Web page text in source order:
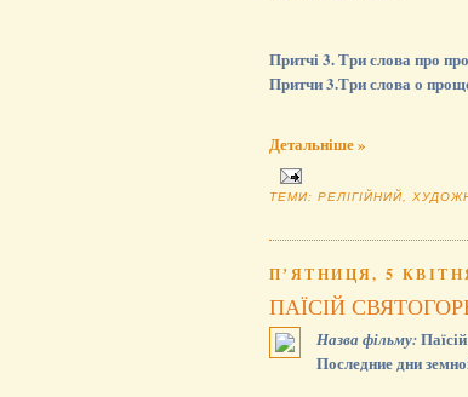
Притчі 3. Три слова про
Притчи 3.Три слова о
Детальніше »
ТЕМИ:РЕЛІГІЙНИЙ,
ПʼЯТНИЦЯ, 5
ПАЇСІЙ
Назва фільму:
Последние дни